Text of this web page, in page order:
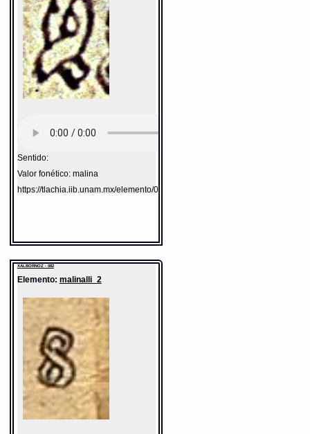
Sentido:
Valor fonético: malina
https://tlachia.iib.unam.mx/elemento/07.01.56
XALBORNOZ - 082
Elemento: malinalli_2